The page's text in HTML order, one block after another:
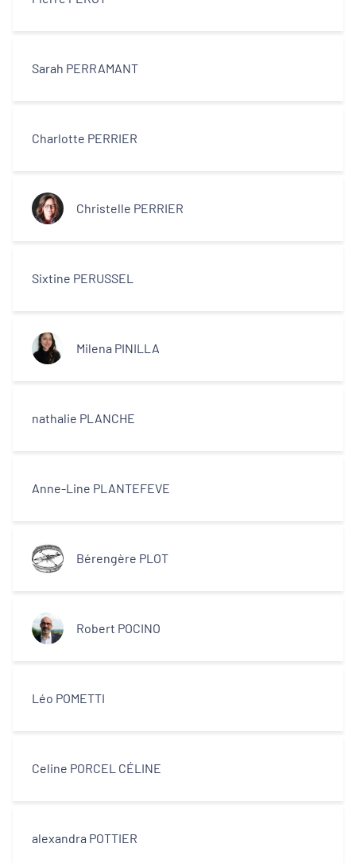
Sarah PERRAMANT
Charlotte PERRIER
Christelle PERRIER
Sixtine PERUSSEL
Milena PINILLA
nathalie PLANCHE
Anne-Line PLANTEFEVE
Bérengère PLOT
Robert POCINO
Léo POMETTI
Celine PORCEL CÉLINE
alexandra POTTIER